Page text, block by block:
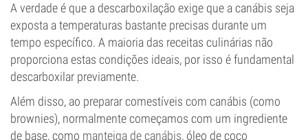
A verdade é que a descarboxilação exige que a canábis seja
exposta a temperaturas bastante precisas durante um
tempo específico. A maioria das receitas culinárias não
proporciona estas condições ideais, por isso é fundamental
descarboxilar previamente.
Além disso, ao preparar comestíveis com canábis (como
brownies), normalmente começamos com um ingrediente
de base, como manteiga de canábis, óleo de coco